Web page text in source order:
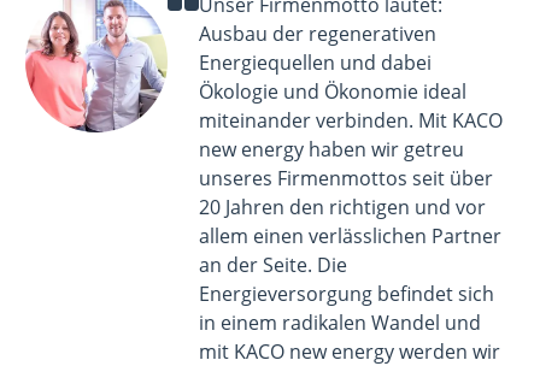
Ausbau der regenerativen
Energiequellen und dabei
Ökologie und Ökonomie ideal
miteinander verbinden. Mit KACO
new energy haben wir getreu
unseres Firmenmottos seit über
20 Jahren den richtigen und vor
allem einen verlässlichen Partner
an der Seite. Die
Energieversorgung befindet sich
in einem radikalen Wandel und
mit KACO new energy werden wir